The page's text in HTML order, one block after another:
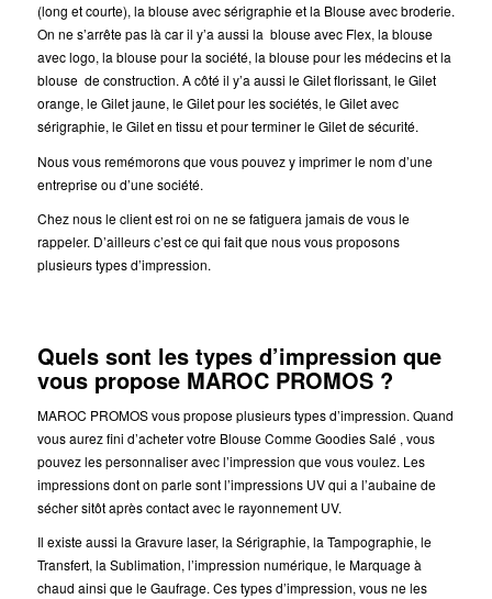
(long et courte), la blouse avec sérigraphie et la Blouse avec broderie.
On ne s’arrête pas là car il y’a aussi la blouse avec Flex, la blouse
avec logo, la blouse pour la société, la blouse pour les médecins et la
blouse de construction. A côté il y’a aussi le Gilet florissant, le Gilet
orange, le Gilet jaune, le Gilet pour les sociétés, le Gilet avec
sérigraphie, le Gilet en tissu et pour terminer le Gilet de sécurité.
Nous vous remémorons que vous pouvez y imprimer le nom d’une
entreprise ou d’une société.
Chez nous le client est roi on ne se fatiguera jamais de vous le
rappeler. D’ailleurs c’est ce qui fait que nous vous proposons
plusieurs types d’impression.
Quels sont les types d’impression que
vous propose MAROC PROMOS ?
MAROC PROMOS vous propose plusieurs types d’impression. Quand
vous aurez fini d’acheter votre Blouse Comme Goodies Salé , vous
pouvez les personnaliser avec l’impression que vous voulez. Les
impressions dont on parle sont l’impressions UV qui a l’aubaine de
sécher sitôt après contact avec le rayonnement UV.
Il existe aussi la Gravure laser, la Sérigraphie, la Tampographie, le
Transfert, la Sublimation, l’impression numérique, le Marquage à
chaud ainsi que le Gaufrage. Ces types d’impression, vous ne les